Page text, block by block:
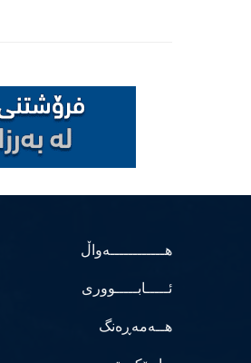
هــــــــــــەواڵ
ئـــــابـــــووری
هــەمەڕەنگ